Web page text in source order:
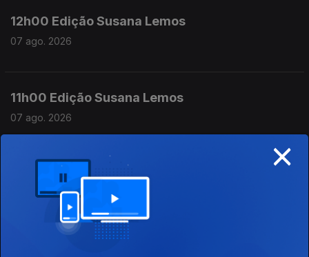
12h00 Edição Susana Lemos
07 ago. 2026
11h00 Edição Susana Lemos
07 ago. 2026
10h00 Edição Germano Campos
07 ago. 2026
×